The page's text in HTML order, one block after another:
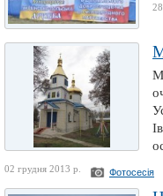
02 грудня 2013 р. Фотосесія